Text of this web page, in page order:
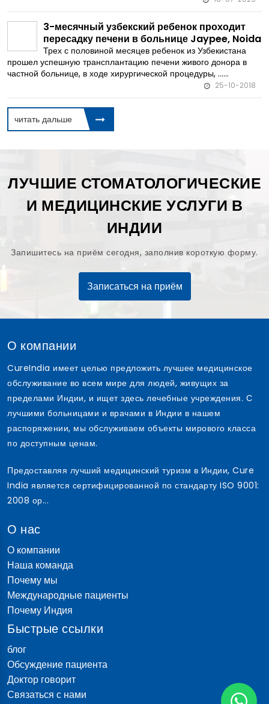
3-месячный узбекский ребенок проходит
пересадку печени в больнице Jaypee, Noida
Трех с половиной месяцев ребенок из Узбекистана
прошел успешную трансплантацию печени живого донора в
частной больнице, в ходе хирургической процедуры, ......
25-10-2018
читать дальше
ЛУЧШИЕ СТОМАТОЛОГИЧЕСКИЕ
И МЕДИЦИНСКИЕ УСЛУГИ В
ИНДИИ
Запишитесь на приём сегодня, заполнив короткую форму.
Записаться на приём
О компании
CureIndia имеет целью предложить лучшее медицинское
обслуживание во всем мире для людей, живущих за
пределами Индии, и ищет здесь лечебные учреждения. С
лучшими больницами и врачами в Индии в нашем
распоряжении, мы обслуживаем объекты мирового класса
по доступным ценам.
Предоставляя лучший медицинский туризм в Индии, Cure
India является сертифицированной по стандарту ISO 9001:
2008 ор...
О нас
О компании
Наша команда
Почему мы
Международные пациенты
Почему Индия
Быстрые ссылки
блог
Обсуждение пациента
Доктор говорит
Связаться с нами